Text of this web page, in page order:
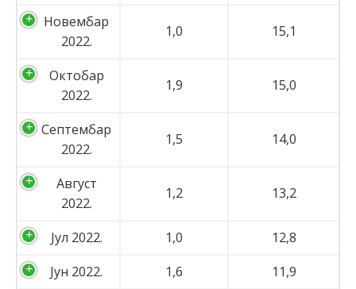
Новембар
2022.
1,0 15,1
Октобар
2022.
1,9 15,0
Септембар
2022.
1,5 14,0
Август
2022.
1,2 13,2
Јул 2022. 1,0
12,8
Јун 2022.
1,6
11,9